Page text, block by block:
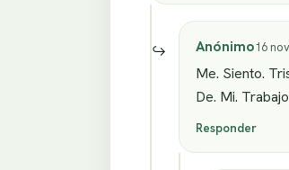
Anónimo16
Me. Siento.
De. Mi.
Responder